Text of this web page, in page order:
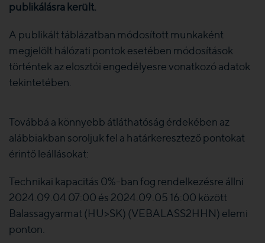
publikálásra került.
A publikált táblázatban módosított munkaként
megjelölt hálózati pontok esetében módosítások
történtek az elosztói engedélyesre vonatkozó adatok
tekintetében.
Továbbá a könnyebb átláthatóság érdekében az
alábbiakban soroljuk fel a határkeresztező pontokat
érintő leállásokat:
Technikai kapacitás 0%-ban fog rendelkezésre állni
2024.09.04 07:00 és 2024.09.05 16:00 között
Balassagyarmat (HU>SK) (VEBALASS2HHN) elemi
ponton.